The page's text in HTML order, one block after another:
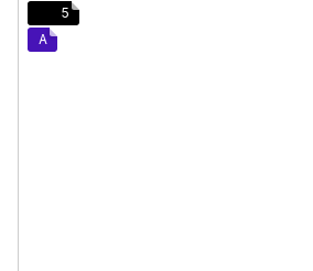
5
A